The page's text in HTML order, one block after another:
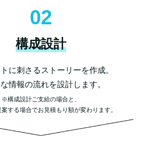
02
構成設計
に刺さるストーリーを作成。
情報の流れを設計します。
※構成設計ご支給の場合と、
する場合でお見積もり額が変わります。